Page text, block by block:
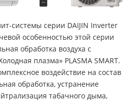
системы серии DAIJIN Inverter
особенностью этой серии
обработка воздуха с
плазма» PLASMA SMART.
воздействие на состав
обработка, устранение
табачного дыма,